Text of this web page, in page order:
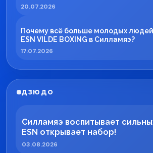
20.07.2026
Почему всё больше молодых
ESN VILDE BOXING в Силламяэ?
17.07.2026
ДЗЮДО
Силламяэ воспитывает
ESN открывает набор!
03.08.2026